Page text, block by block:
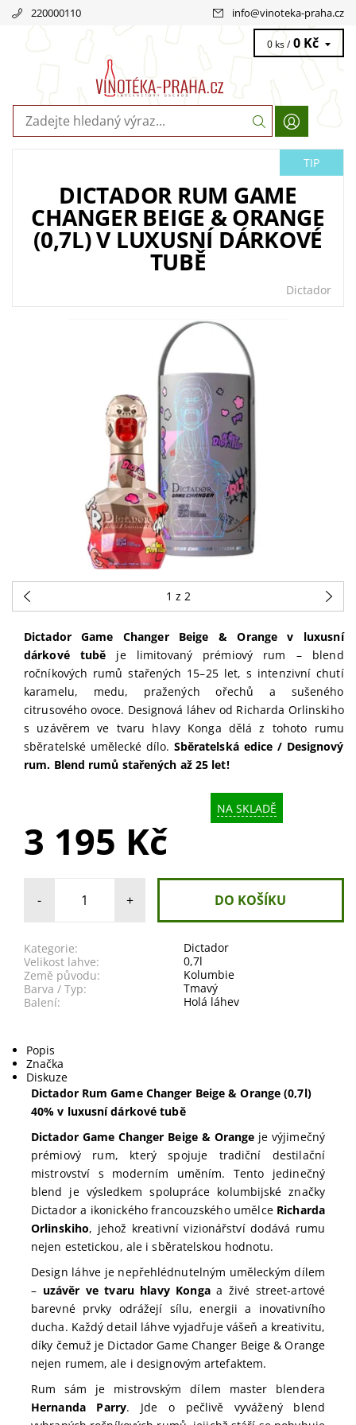
220000110 info@vinoteka-praha.cz
0 ks / 0 Kč
TIP
DICTADOR RUM GAME
CHANGER BEIGE & ORANGE
(0,7L) V LUXUSNÍ DÁRKOVÉ
TUBĚ
Dictador
1 z 2
Dictador Game Changer Beige & Orange v luxusní
dárkové tubě je limitovaný prémiový rum – blend
ročníkových rumů stařených 15–25 let, s intenzivní chutí
karamelu, medu, pražených ořechů a sušeného
citrusového ovoce. Designová láhev od Richarda Orlinskiho
s uzávěrem ve tvaru hlavy Konga dělá z tohoto rumu
sběratelské umělecké dílo. Sběratelská edice / Designový
rum. Blend rumů stařených až 25 let!
NA SKLADĚ
3 195 Kč
- +
Kategorie:
Dictador
Velikost lahve:
0,7l
Země původu:
Kolumbie
Barva / Typ:
Tmavý
Balení:
Holá láhev
Popis
Značka
Diskuze
Dictador Rum Game Changer Beige & Orange (0,7l)
40% v luxusní dárkové tubě
Dictador Game Changer Beige & Orange je výjimečný
prémiový rum, který spojuje tradiční destilační
mistrovství s moderním uměním. Tento jedinečný
blend je výsledkem spolupráce kolumbijské značky
Dictador a ikonického francouzského umělce Richarda
Orlinskiho, jehož kreativní vizionářství dodává rumu
nejen estetickou, ale i sběratelskou hodnotu.
Design láhve je nepřehlédnutelným uměleckým dílem
– uzávěr ve tvaru hlavy Kongaa živé street-artové
barevné prvky odrážejí sílu, energii a inovativního
ducha. Každý detail láhve vyjadřuje vášeň a kreativitu,
díky čemuž je Dictador Game Changer Beige & Orange
nejen rumem, ale i designovým artefaktem.
Rum sám je mistrovským dílem master blendera
Hernanda Parry. Jde o pečlivě vyvážený blend